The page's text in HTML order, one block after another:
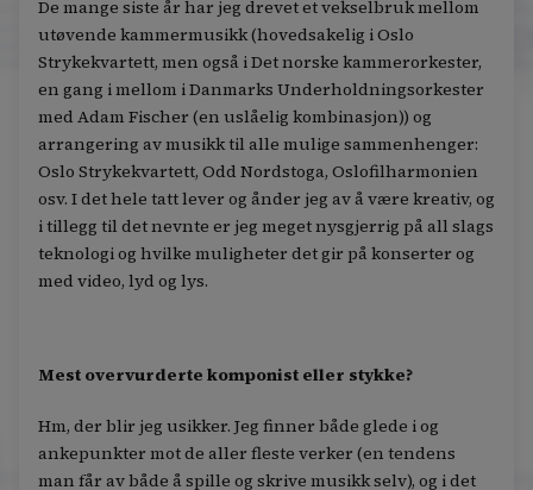
De mange siste år har jeg drevet et vekselbruk mellom
utøvende kammermusikk (hovedsakelig i Oslo
Strykekvartett, men også i Det norske kammerorkester,
en gang i mellom i Danmarks Underholdningsorkester
med Adam Fischer (en uslåelig kombinasjon)) og
arrangering av musikk til alle mulige sammenhenger:
Oslo Strykekvartett, Odd Nordstoga, Oslofilharmonien
osv. I det hele tatt lever og ånder jeg av å være kreativ, og
i tillegg til det nevnte er jeg meget nysgjerrig på all slags
teknologi og hvilke muligheter det gir på konserter og
med video, lyd og lys.
Mest overvurderte komponist eller stykke?
Hm, der blir jeg usikker. Jeg finner både glede i og
ankepunkter mot de aller fleste verker (en tendens
man får av både å spille og skrive musikk selv), og i det